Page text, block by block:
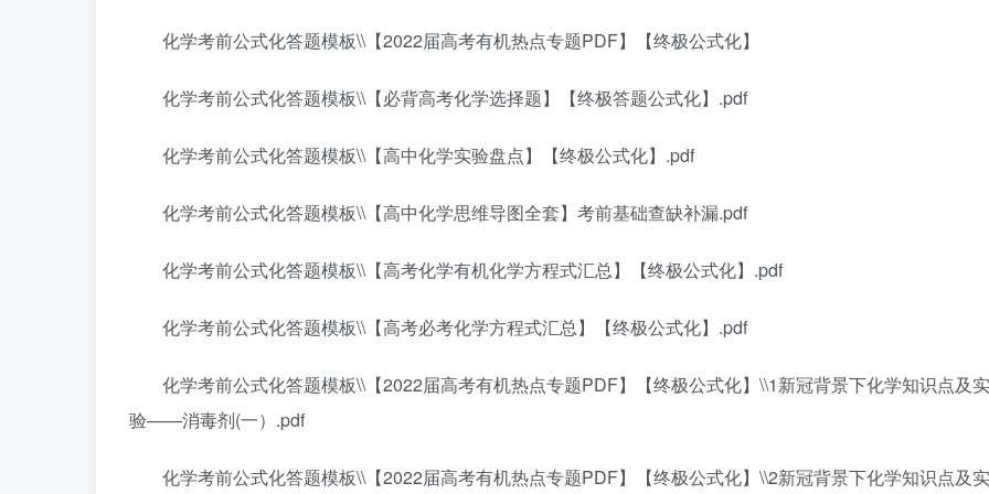
化学考前公式化答题模板\\【2022届高考有机热点专题PDF】【终极公式化】
化学考前公式化答题模板\\【必背高考化学选择题】【终极答题公式化】.pdf
化学考前公式化答题模板\\【高中化学实验盘点】【终极公式化】.pdf
化学考前公式化答题模板\\【高中化学思维导图全套】考前基础查缺补漏.pdf
化学考前公式化答题模板\\【高考化学有机化学方程式汇总】【终极公式化】.pdf
化学考前公式化答题模板\\【高考必考化学方程式汇总】【终极公式化】.pdf
化学考前公式化答题模板\\【2022届高考有机热点专题PDF】【终极公式化】\\1新冠背景下化学知识点及实
验——消毒剂(一）.pdf
化学考前公式化答题模板\\【2022届高考有机热点专题PDF】【终极公式化】\\2新冠背景下化学知识点及实